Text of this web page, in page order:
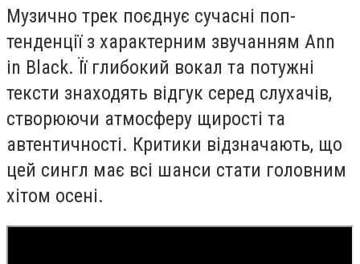
Музично трек поєднує сучасні поп-
тенденції з характерним звучанням Ann
in Black. Її глибокий вокал та потужні
тексти знаходять відгук серед слухачів,
створюючи атмосферу щирості та
автентичності. Критики відзначають, що
цей сингл має всі шанси стати головним
хітом осені.